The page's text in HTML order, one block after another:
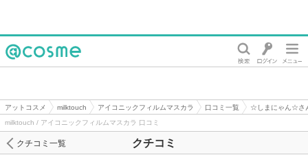
アットコスメ milktouch アイコニックフィルムマスカラ 口コミ一覧
☆しまにゃん☆さ
milktouch / アイコニックフィルムマスカラ 口コミ
クチコミ
クチコミ一覧